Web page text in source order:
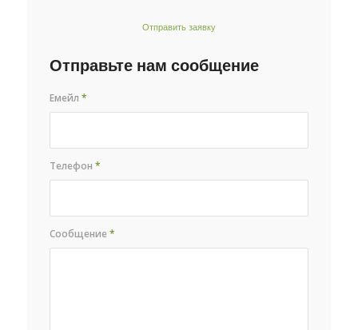
Отправить заявку
Отправьте нам сообщение
Емейл*
Телефон*
Сообщение*